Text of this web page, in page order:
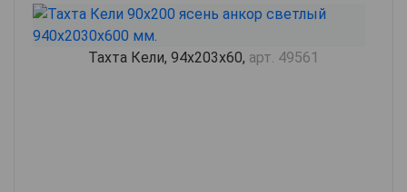
Тахта Кели, 94х203х60, арт. 49561